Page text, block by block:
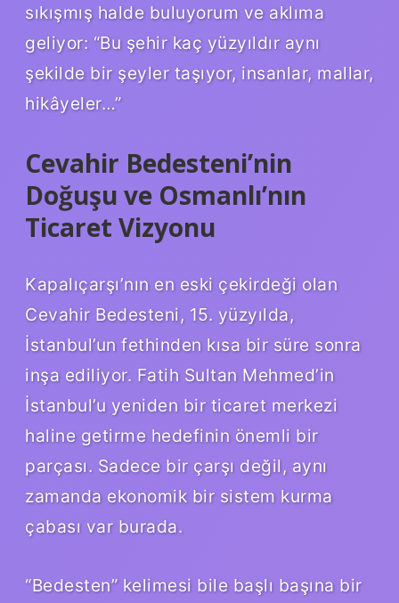
sıkışmış halde buluyorum ve aklıma
geliyor: “Bu şehir kaç yüzyıldır aynı
şekilde bir şeyler taşıyor, insanlar, mallar,
hikâyeler…”
Cevahir Bedesteni’nin
Doğuşu ve Osmanlı’nın
Ticaret Vizyonu
Kapalıçarşı’nın en eski çekirdeği olan
Cevahir Bedesteni, 15. yüzyılda,
İstanbul’un fethinden kısa bir süre sonra
inşa ediliyor. Fatih Sultan Mehmed’in
İstanbul’u yeniden bir ticaret merkezi
haline getirme hedefinin önemli bir
parçası. Sadece bir çarşı değil, aynı
zamanda ekonomik bir sistem kurma
çabası var burada.
“Bedesten” kelimesi bile başlı başına bir